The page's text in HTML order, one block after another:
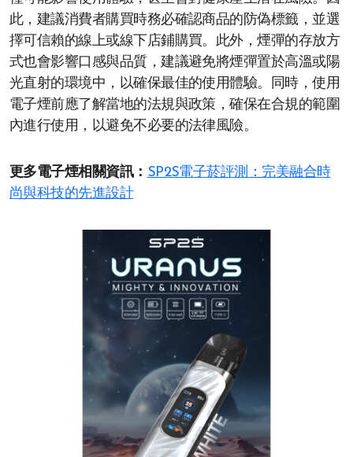
此，建議消費者購買時務必確認商品的防偽標籤，並選
擇可信賴的線上或線下店鋪購買。此外，煙彈的存放方
式也會影響口感與品質，建議避免將煙彈置於高溫或陽
光直射的環境中，以確保最佳的使用體驗。同時，使用
電子煙前應了解當地的法規與政策，確保在合規的範圍
內進行使用，以避免不必要的法律風險。
更多電子煙相關資訊： SP2S電子菸評測：完美融合時
尚與科技的先進設計